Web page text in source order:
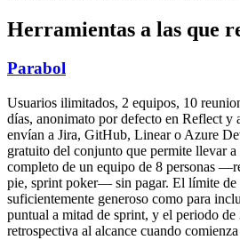
Herramientas a las que
Parabol
Usuarios ilimitados, 2 equipos, 10
días, anonimato por defecto en Reflect y
envían a Jira, GitHub, Linear o Azure
gratuito del conjunto que permite llevar
completo de un equipo de 8 personas
pie, sprint poker— sin pagar. El límite de
suficientemente generoso como para
puntual a mitad de sprint, y el periodo
retrospectiva al alcance cuando